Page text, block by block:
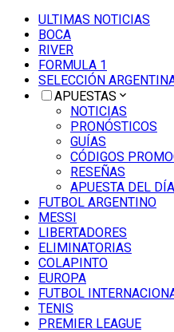
ULTIMAS NOTICIAS
BOCA
RIVER
FORMULA 1
SELECCIÓN
APUESTAS
NOTICIAS
PRONÓSTICOS
GUÍAS
CÓDIGOS
RESEÑAS
APUESTA DEL DÍA
FUTBOL ARGENTINO
MESSI
LIBERTADORES
ELIMINATORIAS
COLAPINTO
EUROPA
FUTBOL
TENIS
PREMIER LEAGUE